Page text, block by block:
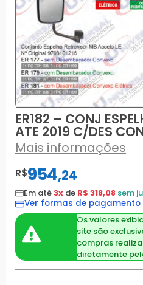
ER182 – CONJ
ATE 2019 C/DES
Mais informações
R$954,24
Em até3x de R$ 318,08 sem
Ver formas de pagamento
Os valores
site são
compras
diretamente